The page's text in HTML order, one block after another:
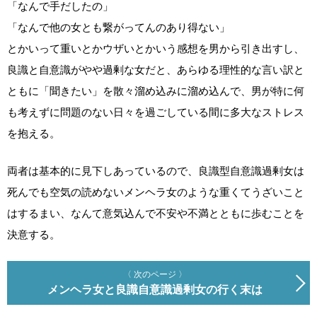
「なんで手だしたの」
「なんで他の女とも繋がってんのあり得ない」
とかいって重いとかウザいとかいう感想を男から引き出すし、
良識と自意識がやや過剰な女だと、あらゆる理性的な言い訳と
ともに「聞きたい」を散々溜め込みに溜め込んで、男が特に何
も考えずに問題のない日々を過ごしている間に多大なストレス
を抱える。
両者は基本的に見下しあっているので、良識型自意識過剰女は
死んでも空気の読めないメンヘラ女のような重くてうざいこと
はするまい、なんて意気込んで不安や不満とともに歩むことを
決意する。
〈 次のページ 〉
メンヘラ女と良識自意識過剰女の行く末は